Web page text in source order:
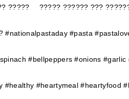
????? ⠀ ????? ?????? ???
#nationalpastaday #pasta
#bellpeppers #onions
#healthy #heartymeal #heartyfood